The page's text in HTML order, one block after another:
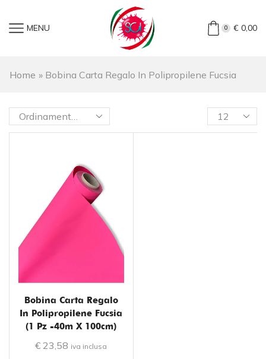
MENU 0 €0,00
Home » Bobina Carta Regalo In Polipropilene Fucsia
Bobina Carta Regalo
In Polipropilene Fucsia
(1 Pz -40m X 100cm)
€ 23,58 iva inclusa